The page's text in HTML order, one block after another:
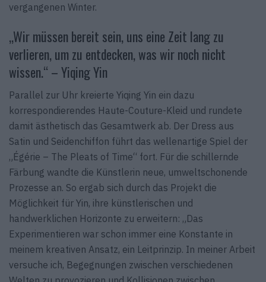
vergangenen Winter.
„Wir müssen bereit sein, uns eine Zeit lang zu
verlieren, um zu entdecken, was wir noch nicht
wissen.“ – Yiqing Yin
Parallel zur Uhr kreierte Yiqing Yin ein dazu
korrespondierendes Haute-Couture-Kleid und rundete
damit ästhetisch das Gesamtwerk ab. Der Dress aus
Satin und Seidenchiffon führt das wellenartige Spiel der
„Égérie – The Pleats of Time“ fort. Für die schillernde
Färbung wandte die Künstlerin neue, umweltschonende
Prozesse an. So ergab sich durch das Projekt die
Möglichkeit für Yin, ihre künstlerischen und
handwerklichen Horizonte zu erweitern: „Das
Experimentieren war schon immer eine Konstante in
meinem kreativen Ansatz, ein Leitprinzip. In meiner Arbeit
versuche ich, Begegnungen zwischen verschiedenen